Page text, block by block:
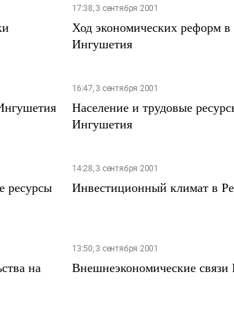
17:38, 3 сентября 2001
Ход экономических реформ в
Ингушетия
16:47, 3 сентября 2001
Население и трудовые
Ингушетия
ресурсы
14:28, 3 сентября 2001
Инвестиционный климат в
на
13:50, 3 сентября 2001
Внешнеэкономические связи